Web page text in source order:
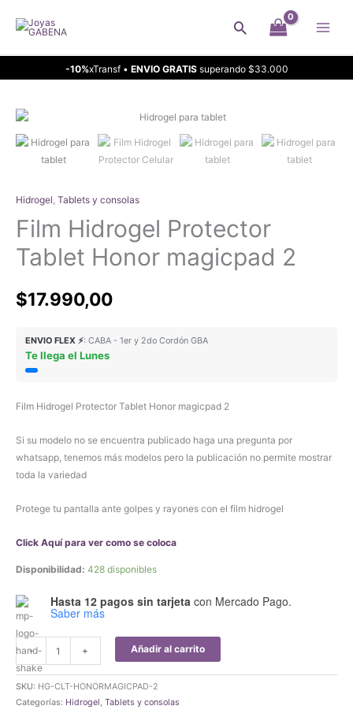
Buscar
-10%xTransf • ENVIO GRATISsuperando $33.000
Hidrogel, Tablets y consolas
Film Hidrogel Protector
Tablet Honor magicpad 2
$17.990,00
ENVIO FLEX ⚡: CABA - 1er y 2do Cordón GBA
Te llega el Lunes
Film Hidrogel Protector Tablet Honor magicpad 2
Si su modelo no se encuentra publicado haga una pregunta por
whatsapp, tenemos más modelos pero la publicación no permite mostrar
toda la variedad
Protege tu pantalla ante golpes y rayones con el film hidrogel
Click Aquí para ver como se coloca
Disponibilidad: 428 disponibles
Hasta 12 pagos sin tarjeta con Mercado Pago.
Saber más
-
Film
Hidrogel
Protector
Tablet
+ Añadir al carrito
SKU: HG-CLT-HONORMAGICPAD-2
Categorías: Hidrogel , Tablets y consolas